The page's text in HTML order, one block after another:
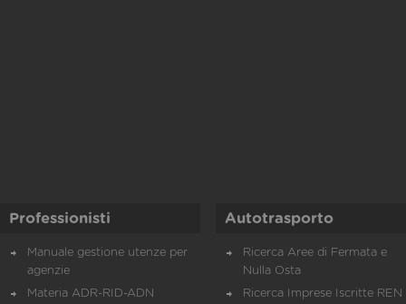
Professionisti
Manuale gestione utenze per
agenzie
Materia ADR-RID-ADN
Autotrasporto
Ricerca Aree di Fermata e
Nulla Osta
Ricerca Imprese Iscritte REN